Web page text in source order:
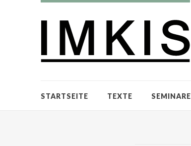
STARTSEITE TEXTE SEMINARE